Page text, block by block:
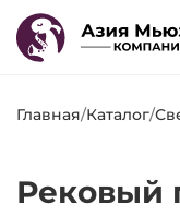
Главная/Каталог/
Рековый